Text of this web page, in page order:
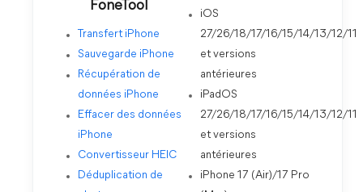
FoneTool
Transfert iPhone
Sauvegarde iPhone
Récupération de
données iPhone
Effacer des données
iPhone
Convertisseur HEIC
Déduplication de
iOS
27/26/18/17/16/15/14/13/12/11
et versions
antérieures
iPadOS
27/26/18/17/16/15/14/13/12/11
et versions
antérieures
iPhone 17 (Air)/17 Pro